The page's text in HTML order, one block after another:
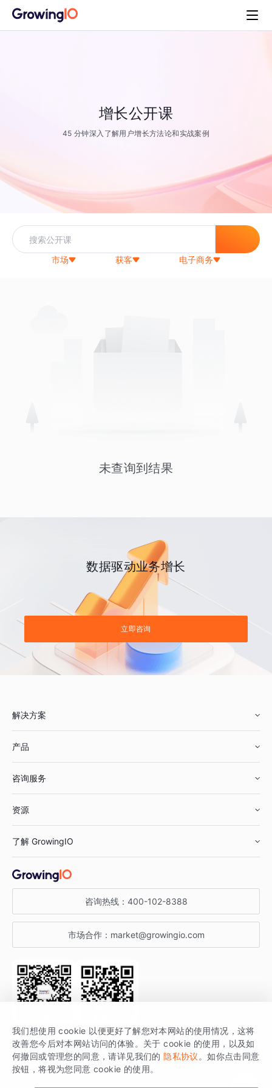
增长公开课
45 分钟深入了解用户增长方法论和实战案例
市场 获客 电子商务
未查询到结果
数据驱动业务增长
立即咨询
解决方案
鞋服行业
汽车行业
金融行业
产品
智能运营
获客分析
咨询服务
资源
增长公开课
增长博客
开发者文档
SDK 文档
场景指南
了解 GrowingIO
关于 GrowingIO
增长大会
行业活动
咨询热线： 400-102-8388
市场合作： market@growingio.com
关注公众号 获取更多干货
GrowingIO 是专注于数据智能分析与增长的品牌，核心平台为 GrowingIO
分析云。
我们想使用 cookie 以便更好了解您对本网站的使用情况，这将
改善您今后对本网站访问的体验。关于 cookie 的使用，以及如
何撤回或管理您的同意，请详见我们的 隐私协议 。如你点击同意
按钮，将视为您同意 cookie 的使用。